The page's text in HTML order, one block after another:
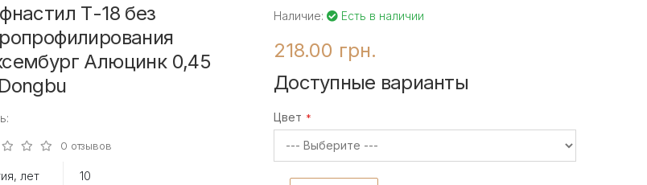
Т-18 без
Алюцинк 0,45
0 отзывов
лет 10
Наличие: Есть в наличии
218.00 грн.
Доступные варианты
Цвет